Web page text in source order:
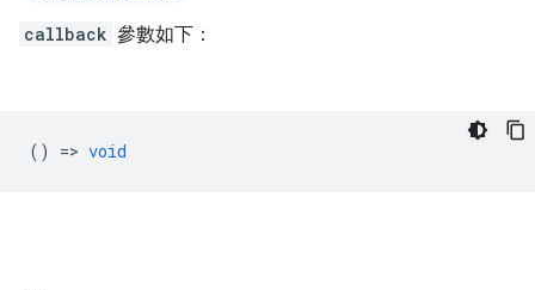
callback 參數如下：
() => void